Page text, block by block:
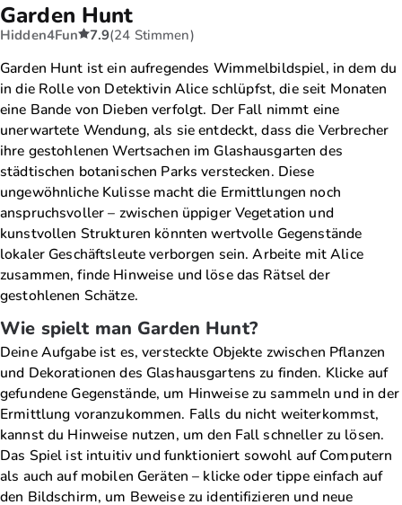
Garden Hunt
Hidden4Fun 7.9(24 Stimmen)
Garden Hunt ist ein aufregendes Wimmelbildspiel, in dem du
in die Rolle von Detektivin Alice schlüpfst, die seit Monaten
eine Bande von Dieben verfolgt. Der Fall nimmt eine
unerwartete Wendung, als sie entdeckt, dass die Verbrecher
ihre gestohlenen Wertsachen im Glashausgarten des
städtischen botanischen Parks verstecken. Diese
ungewöhnliche Kulisse macht die Ermittlungen noch
anspruchsvoller – zwischen üppiger Vegetation und
kunstvollen Strukturen könnten wertvolle Gegenstände
lokaler Geschäftsleute verborgen sein. Arbeite mit Alice
zusammen, finde Hinweise und löse das Rätsel der
gestohlenen Schätze.
Wie spielt man Garden Hunt?
Deine Aufgabe ist es, versteckte Objekte zwischen Pflanzen
und Dekorationen des Glashausgartens zu finden. Klicke auf
gefundene Gegenstände, um Hinweise zu sammeln und in der
Ermittlung voranzukommen. Falls du nicht weiterkommst,
kannst du Hinweise nutzen, um den Fall schneller zu lösen.
Das Spiel ist intuitiv und funktioniert sowohl auf Computern
als auch auf mobilen Geräten – klicke oder tippe einfach auf
den Bildschirm, um Beweise zu identifizieren und neue